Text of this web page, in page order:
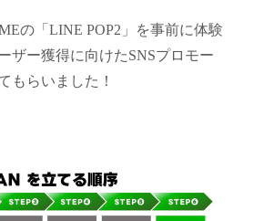
の「LINE POP2」を事前に体験
ザー獲得に向けたSNSプロモー
もらいました！